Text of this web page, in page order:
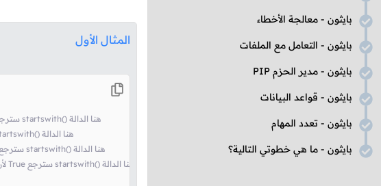
بايثون - معالجة الأخطاء
بايثون - التعامل مع الملفات
بايثون - مدير الحزم PIP
بايثون - قواعد البيانات
بايثون - تعدد المهام
بايثون - ما هي خطوتي التالية؟
المثال الأول
# s موجود في بداية نص المتغير 'welcome to' لأن النص True سترجع startswith() هنا الدالة
# s موجود في بداية نص المتغير 'welc' لأن النص True سترجع startswith() هنا الدالة
# s غير موجود في بداية نص المتغير 'harmash' لأن النص False سترجع startswith() هنا الدالة
# s موجود في بداية الخانة رقم 11 في المتغير 'harmash' لأن النص True سترجع startswith() هنا الدالة